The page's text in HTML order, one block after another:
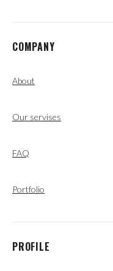
COMPANY
About
Our servises
FAQ
Portfolio
PROFILE